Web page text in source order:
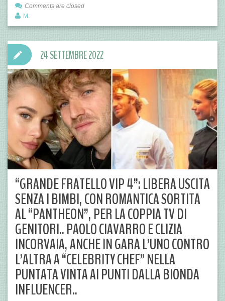
Comments are closed
M.
“GRANDE FRATELLO VIP 4”: LIBERA USCITA
SENZA I BIMBI, CON ROMANTICA SORTITA
AL “PANTHEON”, PER LA COPPIA TV DI
GENITORI.. PAOLO CIAVARRO E CLIZIA
INCORVAIA, ANCHE IN GARA L’UNO CONTRO
L’ALTRA A “CELEBRITY CHEF” NELLA
PUNTATA VINTA AI PUNTI DALLA BIONDA
INFLUENCER..
24 SETTEMBRE 2022